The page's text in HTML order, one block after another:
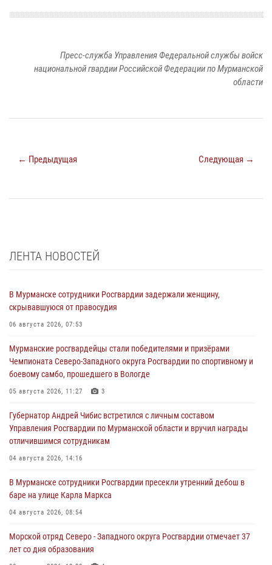
Пресс-служба Управления Федеральной службы войск
национальной гвардии Российской Федерации по Мурманской
области
← Предыдущая Следующая →
ЛЕНТА НОВОСТЕЙ
В Мурманске сотрудники Росгвардии задержали женщину,
скрывавшуюся от правосудия
06 августа 2026, 07:53
Мурманские росгвардейцы стали победителями и призёрами
Чемпионата Северо-Западного округа Росгвардии по спортивному и
боевому самбо, прошедшего в Вологде
05 августа 2026, 11:27 3
Губернатор Андрей Чибис встретился с личным составом
Управления Росгвардии по Мурманской области и вручил награды
отличившимся сотрудникам
04 августа 2026, 14:16
В Мурманске сотрудники Росгвардии пресекли утренний дебош в
баре на улице Карла Маркса
04 августа 2026, 08:54
Морской отряд Северо - Западного округа Росгвардии отмечает 37
лет со дня образования